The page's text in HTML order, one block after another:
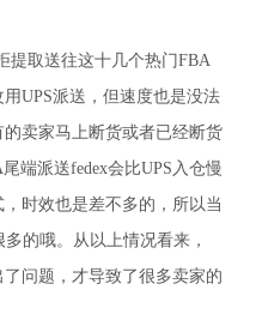
提取送往这十几个热门FBA
UPS派送，但速度也是没法
卖家马上断货或者已经断货
端派送fedex会比UPS入仓慢
时效也是差不多的，所以当
的哦。从以上情况看来，
问题，才导致了很多卖家的